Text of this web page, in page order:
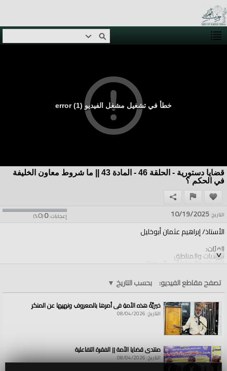
خطأ في تشغيل مشغل الفيديو (1) error
قضايا دستورية - الحلقة 46 - المادة 43 || ما شروط معاون الخليفة
في الحكم ؟
إعجابات:0
(
0
%) التاريخ:10/19/2025
الأستاذ/ إبراهيم عثمان أبوخليل
الفئات:
الولايات والمناطق
الولايات والمناطق»السودان
قنوات:
الولايات والمناطق
تصفح مقاطع الفيديو: بحسب التاريخ ▼
خيريَّةُ هذه الأمةِ في أمرِها بالمعروفِ ونهيِها عن المنكرِ
التاريخ: 08/04/2026
منتدى قضايا الأمة || الفقرة التفاعلية
التاريخ: 08/04/2026